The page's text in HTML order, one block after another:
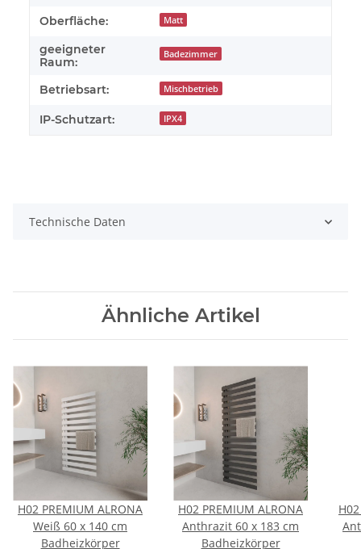
Oberfläche: Matt
geeigneter
Raum:
Badezimmer
Betriebsart: Mischbetrieb
IP-Schutzart: IPX4
Technische Daten
Ähnliche Artikel
H02 PREMIUM ALRONA
Weiß 60 x 140 cm
Badheizkörper
H02 PREMIUM ALRONA
Anthrazit 60 x 183 cm
Badheizkörper